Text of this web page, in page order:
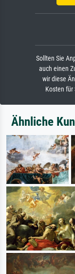
Sollten Sie
auch einen
wir diese
Kosten für
Ähnliche